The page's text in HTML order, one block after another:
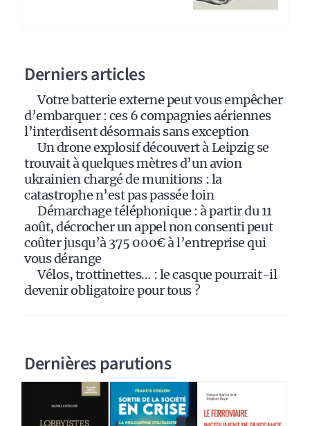
Derniers articles
Votre batterie externe peut vous empêcher
d’embarquer : ces 6 compagnies aériennes
l’interdisent désormais sans exception
Un drone explosif découvert à Leipzig se
trouvait à quelques mètres d’un avion
ukrainien chargé de munitions : la
catastrophe n’est pas passée loin
Démarchage téléphonique : à partir du 11
août, décrocher un appel non consenti peut
coûter jusqu’à 375 000€ à l’entreprise qui
vous dérange
Vélos, trottinettes… : le casque pourrait-il
devenir obligatoire pour tous ?
Dernières parutions